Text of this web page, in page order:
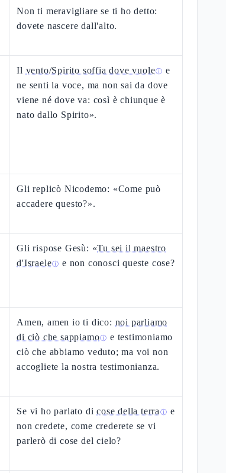
Non ti meravigliare se ti ho detto:
dovete nascere dall'alto.
Il vento/Spirito soffia dove vuoleⓘ e
ne senti la voce, ma non sai da dove
viene né dove va: così è chiunque è
nato dallo Spirito».
Gli replicò Nicodemo: «Come può
accadere questo?».
Gli rispose Gesù: «Tu sei il maestro
d'Israeleⓘ e non conosci queste cose?
Amen, amen io ti dico: noi parliamo
di ciò che sappiamoⓘ e testimoniamo
ciò che abbiamo veduto; ma voi non
accogliete la nostra testimonianza.
Se vi ho parlato dicose della terra ⓘ e
non credete, come crederete se vi
parlerò di cose del cielo?